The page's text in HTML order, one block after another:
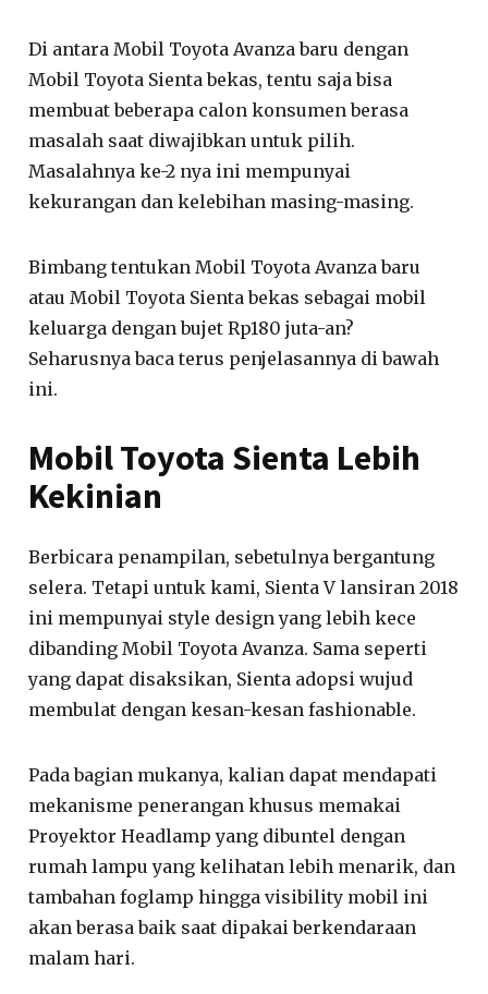
Di antara Mobil Toyota Avanza baru dengan
Mobil Toyota Sienta bekas, tentu saja bisa
membuat beberapa calon konsumen berasa
masalah saat diwajibkan untuk pilih.
Masalahnya ke-2 nya ini mempunyai
kekurangan dan kelebihan masing-masing.
Bimbang tentukan Mobil Toyota Avanza baru
atau Mobil Toyota Sienta bekas sebagai mobil
keluarga dengan bujet Rp180 juta-an?
Seharusnya baca terus penjelasannya di bawah
ini.
Mobil Toyota Sienta Lebih
Kekinian
Berbicara penampilan, sebetulnya bergantung
selera. Tetapi untuk kami, Sienta V lansiran 2018
ini mempunyai style design yang lebih kece
dibanding Mobil Toyota Avanza. Sama seperti
yang dapat disaksikan, Sienta adopsi wujud
membulat dengan kesan-kesan fashionable.
Pada bagian mukanya, kalian dapat mendapati
mekanisme penerangan khusus memakai
Proyektor Headlamp yang dibuntel dengan
rumah lampu yang kelihatan lebih menarik, dan
tambahan foglamp hingga visibility mobil ini
akan berasa baik saat dipakai berkendaraan
malam hari.